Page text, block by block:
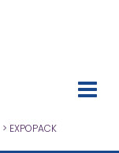
> EXPOPACK